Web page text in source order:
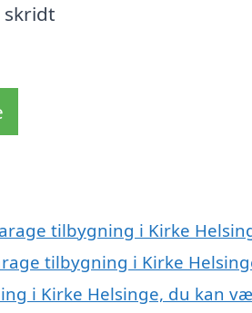
skridt
tilbygning i Kirke
tilbygning i Kirke
i Kirke Helsinge, du kan